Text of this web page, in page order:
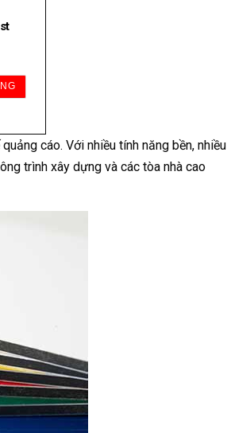
cáo. Với nhiều tính năng bền, nhiều
trình xây dựng và các tòa nhà cao